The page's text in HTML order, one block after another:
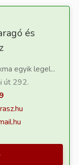
és
egyik legel...
út 292.